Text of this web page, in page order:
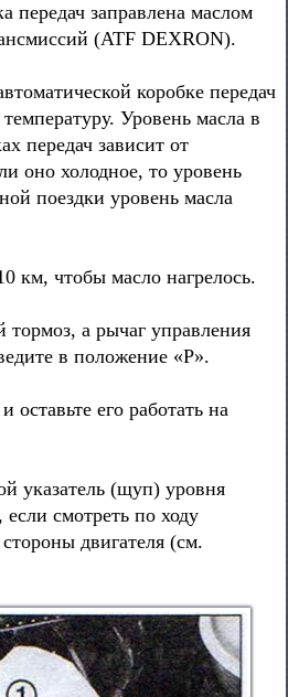
передач заправлена маслом
(ATF DEXRON).
коробке передач
Уровень масла в
передач зависит от
оно холодное, то уровень
поездки уровень масла
км, чтобы масло нагрелось.
тормоз, а рычаг управления
в положение «Р».
оставьте его работать на
указатель (щуп) уровня
смотреть по ходу
двигателя (см.